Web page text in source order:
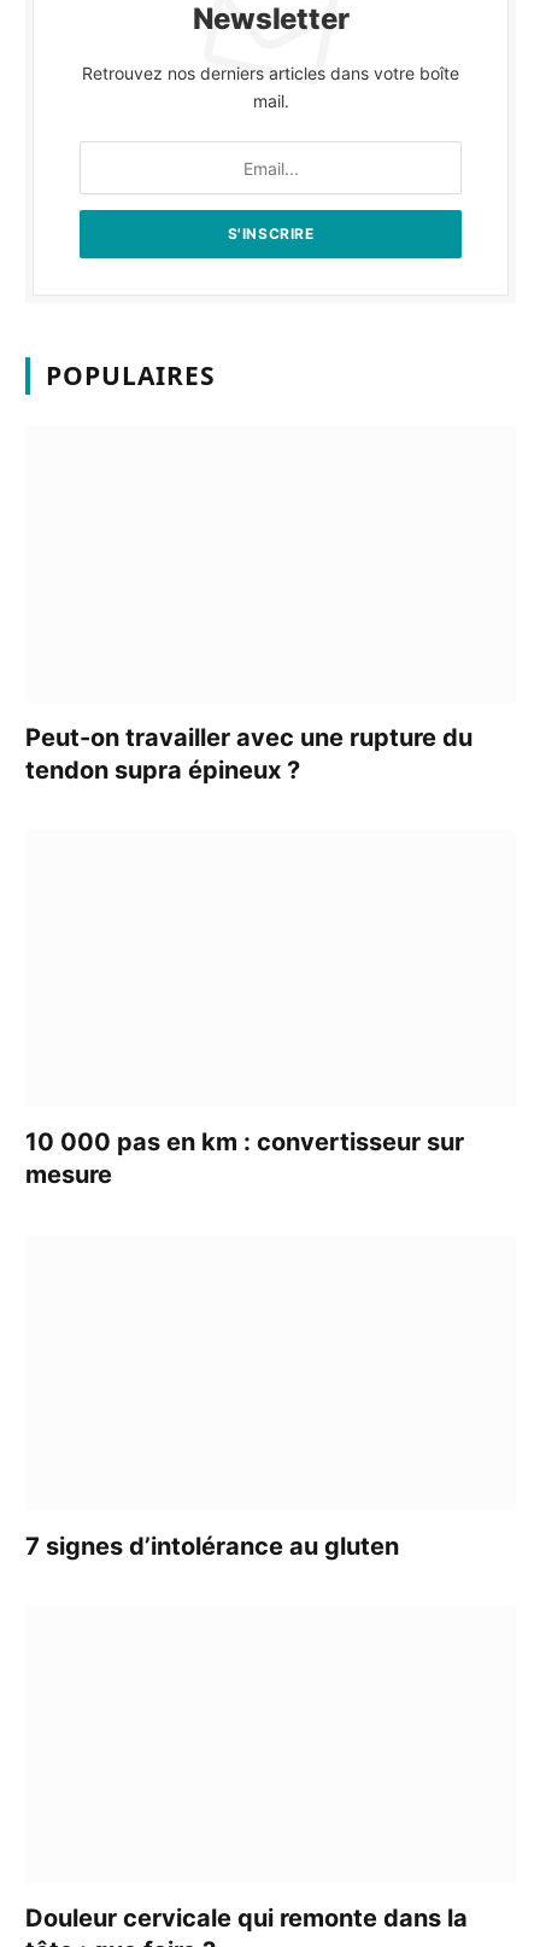
Newsletter
Retrouvez nos derniers articles dans votre boîte
mail.
POPULAIRES
Peut-on travailler avec une rupture du
tendon supra épineux ?
10 000 pas en km : convertisseur sur
mesure
7 signes d’intolérance au gluten
Douleur cervicale qui remonte dans la